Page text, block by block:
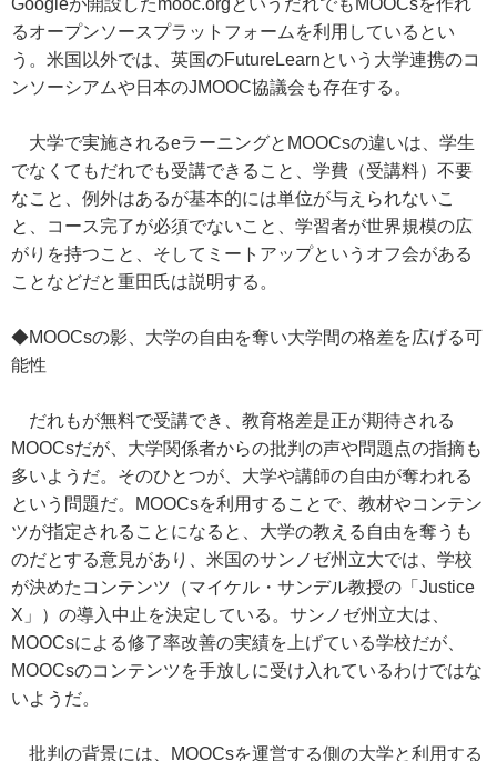
Googleが開設したmooc.orgというだれでもMOOCsを作れ
るオープンソースプラットフォームを利用しているとい
う。米国以外では、英国のFutureLearnという大学連携のコ
ンソーシアムや日本のJMOOC協議会も存在する。
大学で実施されるeラーニングとMOOCsの違いは、学生
でなくてもだれでも受講できること、学費（受講料）不要
なこと、例外はあるが基本的には単位が与えられないこ
と、コース完了が必須でないこと、学習者が世界規模の広
がりを持つこと、そしてミートアップというオフ会がある
ことなどだと重田氏は説明する。
◆MOOCsの影、大学の自由を奪い大学間の格差を広げる可
能性
だれもが無料で受講でき、教育格差是正が期待される
MOOCsだが、大学関係者からの批判の声や問題点の指摘も
多いようだ。そのひとつが、大学や講師の自由が奪われる
という問題だ。MOOCsを利用することで、教材やコンテン
ツが指定されることになると、大学の教える自由を奪うも
のだとする意見があり、米国のサンノゼ州立大では、学校
が決めたコンテンツ（マイケル・サンデル教授の「Justice
X」）の導入中止を決定している。サンノゼ州立大は、
MOOCsによる修了率改善の実績を上げている学校だが、
MOOCsのコンテンツを手放しに受け入れているわけではな
いようだ。
批判の背景には、MOOCsを運営する側の大学と利用する